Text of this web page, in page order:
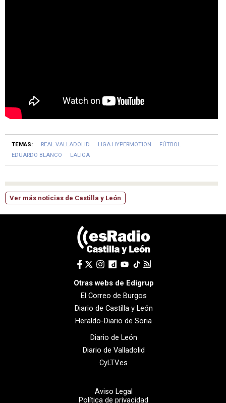
TEMAS: REAL VALLADOLID LIGA HYPERMOTION
FÚTBOL
EDUARDO BLANCO
LALIGA
Ver más noticias de Castilla y León
Otras webs de Edigrup
El Correo de Burgos
Diario de Castilla y León
Heraldo-Diario de Soria
Diario de León
Diario de Valladolid
CyLTV.es
Aviso Legal
Política de privacidad